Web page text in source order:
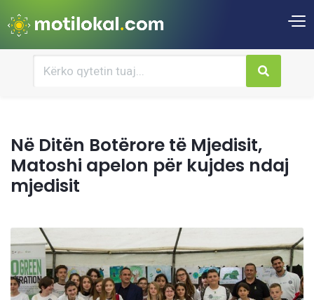
Në Ditën Botërore të Mjedisit,
Matoshi apelon për kujdes ndaj
mjedisit